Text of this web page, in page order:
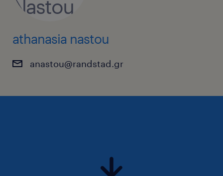
athanasia nastou
anastou@randstad.gr